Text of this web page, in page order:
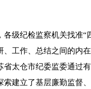
级纪检监察机关找准“
工作、总结之间的内
太仓市纪委监委通过
建立了基层廉勤监督